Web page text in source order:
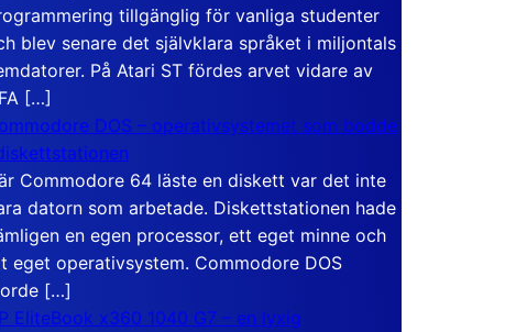
tillgänglig för vanliga studenter
blev senare det självklara språket i miljontals
På Atari ST fördes arvet vidare av
[…]
DOS – operativsystemet som bodde
Commodore 64 läste en diskett var det inte
datorn som arbetade. Diskettstationen hade
en egen processor, ett eget minne och
eget operativsystem. Commodore DOS
[…]
EliteBook x360 1040 G7 – en lyxig